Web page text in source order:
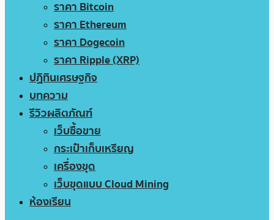
ราคา Bitcoin
ราคา Ethereum
ราคา Dogecoin
ราคา Ripple (XRP)
ปฏิทินเศรษฐกิจ
บทความ
รีวิวผลิตภัณฑ์
เว็บซื้อขาย
กระเป๋าเก็บเหรียญ
เครื่องขุด
เว็บขุดแบบ Cloud Mining
ห้องเรียน